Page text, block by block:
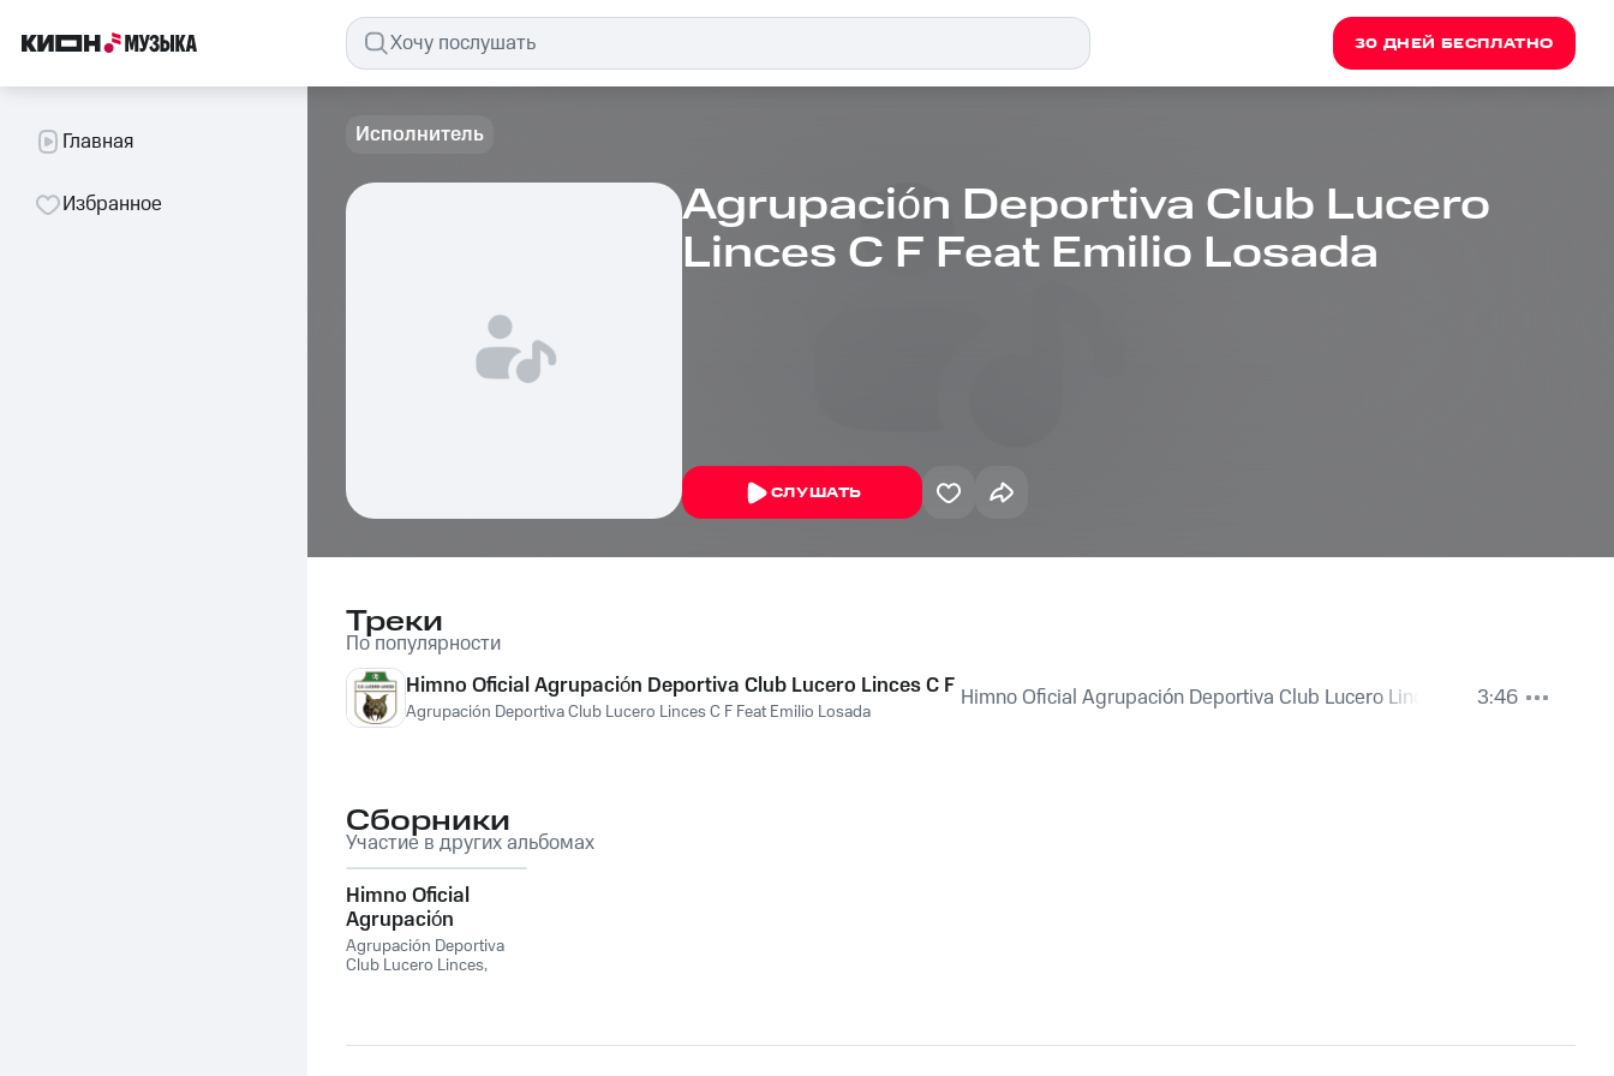
30 ДНЕЙ БЕСПЛАТНО
Главная
Избранное
Исполнитель
Agrupación Deportiva Club Lucero
Linces C F Feat Emilio Losada
СЛУШАТЬ
Треки
По популярности
Himno Oficial Agrupación Deportiva Club Lucero Linces C F
Agrupación Deportiva Club Lucero Linces C F Feat Emilio Losada Himno Oficial Agrupación Deportiva Club Lucero Linces 3:46
Сборники
Участие в других альбомах
Himno Oficial
Agrupación
Deportiva Club
Lucero Linces
Agrupación Deportiva
Club Lucero Linces,